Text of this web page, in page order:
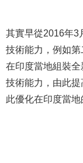
其實早從2016年3
技術能力，例如
在印度當地組裝
技術能力，由此
此優化在印度當地